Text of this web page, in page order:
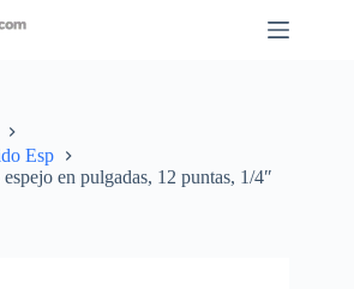
Esp
en pulgadas, 12 puntas, 1/4″